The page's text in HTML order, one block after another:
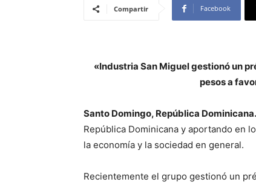
Compartir Facebook
«Industria San Miguel gestionó un
pesos a
Santo Domingo, República
República Dominicana y aportando en
la economía y la sociedad en general.
Recientemente el grupo gestionó un